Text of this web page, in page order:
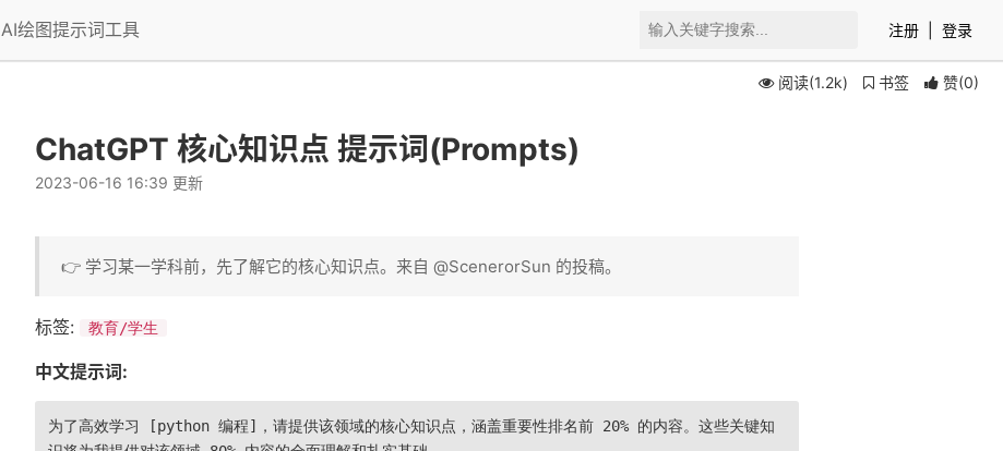
AI绘图提示词工具 注册 登录
阅读(1.2k) 书签 赞(0)
ChatGPT 核心知识点 提示词(Prompts)
2023-06-16 16:39 更新
👉 学习某一学科前，先了解它的核心知识点。来自 @ScenerorSun 的投稿。
标签: 教育/学生
中文提示词:
为了高效学习 [python 编程]，请提供该领域的核心知识点，涵盖重要性排名前 20% 的内容。这些关键知